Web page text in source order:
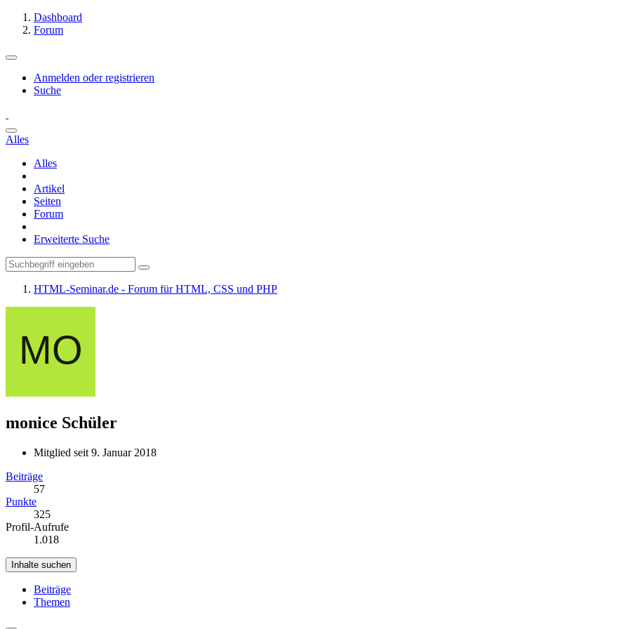
Dashboard
Forum
Anmelden oder registrieren
Suche
Alles
Alles
Artikel
Seiten
Forum
Erweiterte Suche
HTML-Seminar.de - Forum für HTML, CSS und PHP
monice Schüler
Mitglied seit 9. Januar 2018
Beiträge
57
Punkte
325
Profil-Aufrufe
1.018
Inhalte suchen
Beiträge
Themen